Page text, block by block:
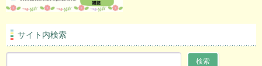
サイト内検索